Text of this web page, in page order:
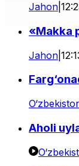
Jahon
«Makka
Jahon
Aholi